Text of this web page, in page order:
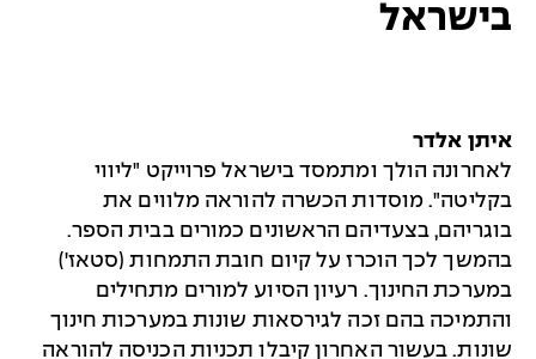
בישראל
איתן אלדר
לאחרונה הולך ומתמסד בישראל פרוייקט "ליווי
בקליטה". מוסדות הכשרה להוראה מלווים את
בוגריהם, בצעדיהם הראשונים כמורים בבית הספר.
בהמשך לכך הוכרז על קיום חובת התמחות (סטאז')
במערכת החינוך. רעיון הסיוע למורים מתחילים
והתמיכה בהם זכה לגירסאות שונות במערכות חינוך
שונות. בעשור האחרון קיבלו תכניות הכניסה להוראה